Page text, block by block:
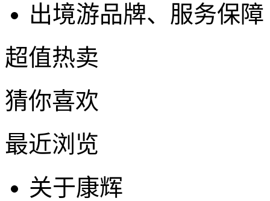
出境游品牌、服务保障
超值热卖
猜你喜欢
最近浏览
关于康辉